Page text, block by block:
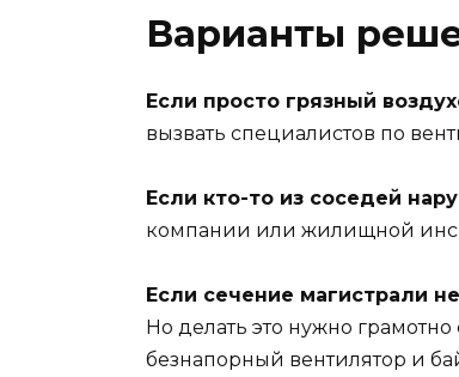
Варианты
Если просто грязный
вызвать специалистов по
Если кто-то из соседей
компании или жилищной
Если сечение магистрали
Но делать это нужно
безнапорный вентилятор и